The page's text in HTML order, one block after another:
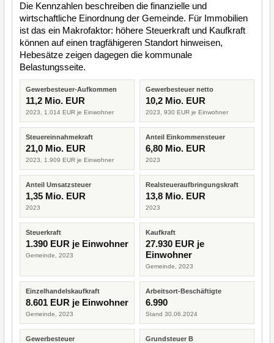
Die Kennzahlen beschreiben die finanzielle und
wirtschaftliche Einordnung der Gemeinde. Für Immobilien
ist das ein Makrofaktor: höhere Steuerkraft und Kaufkraft
können auf einen tragfähigeren Standort hinweisen,
Hebesätze zeigen dagegen die kommunale
Belastungsseite.
Gewerbesteuer-Aufkommen
11,2 Mio. EUR
2023, 1.014 EUR je Einwohner
Gewerbesteuer netto
10,2 Mio. EUR
2023, 930 EUR je Einwohner
Steuereinnahmekraft
21,0 Mio. EUR
2023, 1.909 EUR je Einwohner
Anteil Einkommensteuer
6,80 Mio. EUR
2023
Anteil Umsatzsteuer
1,35 Mio. EUR
2023
Realsteueraufbringungskraft
13,8 Mio. EUR
2023
Steuerkraft
1.390 EUR je Einwohner
Gemeinde, 2023
Kaufkraft
27.930 EUR je
Einwohner
Gemeinde, 2023
Einzelhandelskaufkraft
8.601 EUR je Einwohner
Gemeinde, 2023
Arbeitsort-Beschäftigte
6.990
Stand 30.06.2024
Gewerbesteuer Grundsteuer B